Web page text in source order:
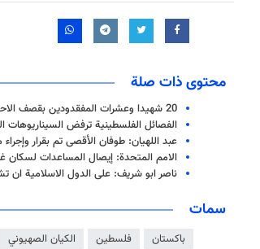
محتوى ذات صلة
20 شهيدا وعشرات المفقدودين بقصف الاحتلال مخيم النصيرات في قطاع غزة
الفصائل الفلسطينية ترفض السيناريوهات
عبد اللهيان: طوفان الأقصى تم بقرار
الامم المتحدة: إيصال المساعدات لسكان
ناصر ابو شريف: على الدول الاسلامية ان
سمات
باكستان فلسطين الكيان الصهيوني